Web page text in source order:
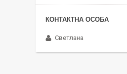
Светлана